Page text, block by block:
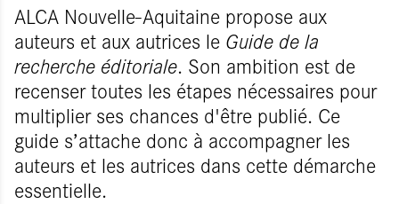
ALCA Nouvelle-Aquitaine propose aux
auteurs et aux autrices le Guide de la
recherche éditoriale. Son ambition est de
recenser toutes les étapes nécessaires pour
multiplier ses chances d'être publié. Ce
guide s’attache donc à accompagner les
auteurs et les autrices dans cette démarche
essentielle.